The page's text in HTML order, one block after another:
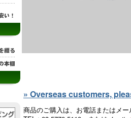
» Overseas customers,
商品のご購入は、お電話またはメ